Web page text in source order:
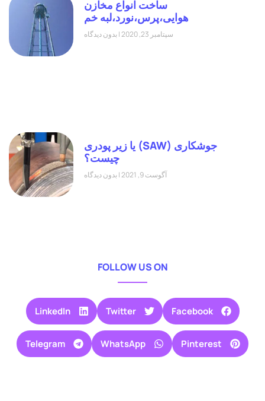
ساخت انواع مخازن
هوایی،پرس،نورد،لبه خم
سپتامبر 23, 2020 بدون دیدگاه
جوشکاری (SAW) یا زیر پودری
چیست؟
آگوست 9, 2021 بدون دیدگاه
FOLLOW US ON
Facebook
Twitter
LinkedIn
Pinterest
WhatsApp
Telegram